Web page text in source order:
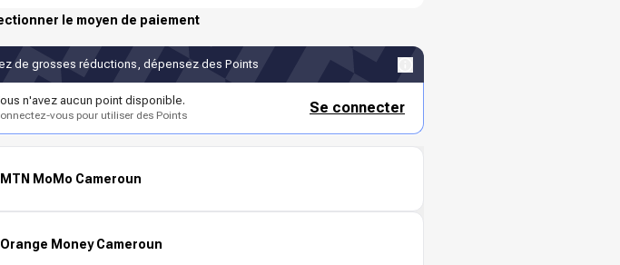
le moyen de paiement
de grosses réductions, dépensez des Points
n'avez aucun point disponible.
vous pour utiliser des Points Se connecter
MTN MoMo Cameroun
Orange Money Cameroun